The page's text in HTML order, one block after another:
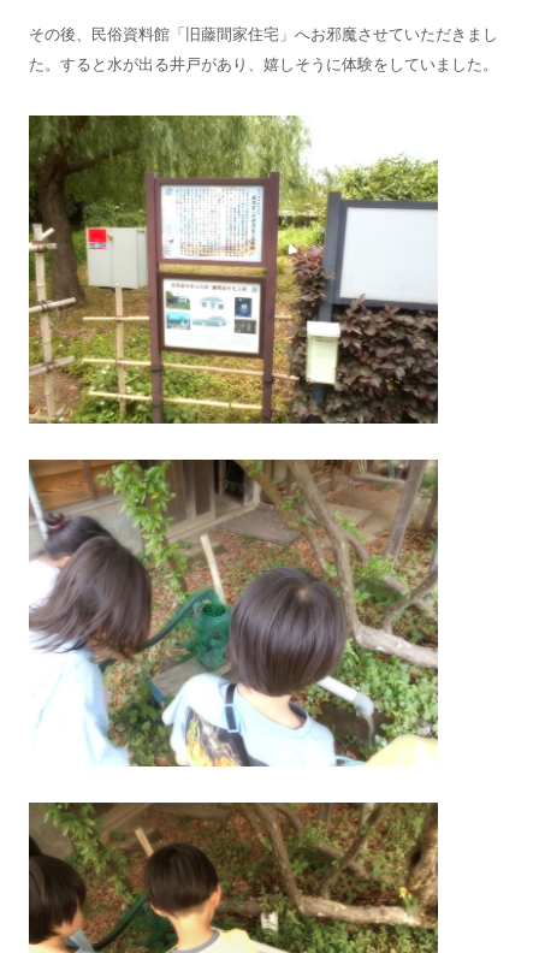
その後、民俗資料館「旧藤間家住宅」へお邪魔させていただきまし
た。すると水が出る井戸があり、嬉しそうに体験をしていました。